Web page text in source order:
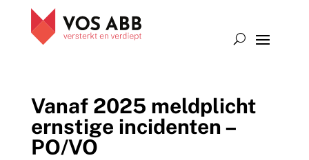
Vanaf 2025 meldplicht
ernstige incidenten –
PO/VO